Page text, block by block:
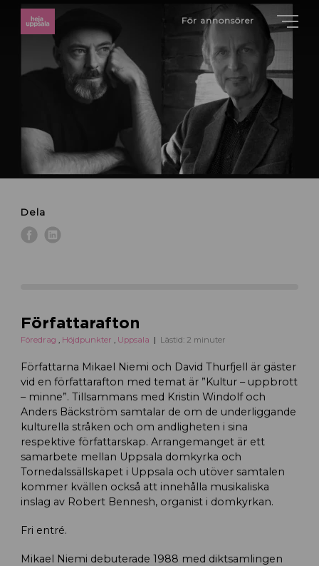
För annonsörer
Dela
Författarafton
Föredrag , Höjdpunkter , Uppsala Lästid: 2 minuter
Författarna Mikael Niemi och David Thurfjell är gäster
vid en författarafton med temat är ”Kultur – uppbrott
– minne”. Tillsammans med Kristin Windolf och
Anders Bäckström samtalar de om de underliggande
kulturella stråken och om andligheten i sina
respektive författarskap. Arrangemanget är ett
samarbete mellan Uppsala domkyrka och
Tornedalssällskapet i Uppsala och utöver samtalen
kommer kvällen också att innehålla musikaliska
inslag av Robert Bennesh, organist i domkyrkan.
Fri entré.
Mikael Niemi debuterade 1988 med diktsamlingen